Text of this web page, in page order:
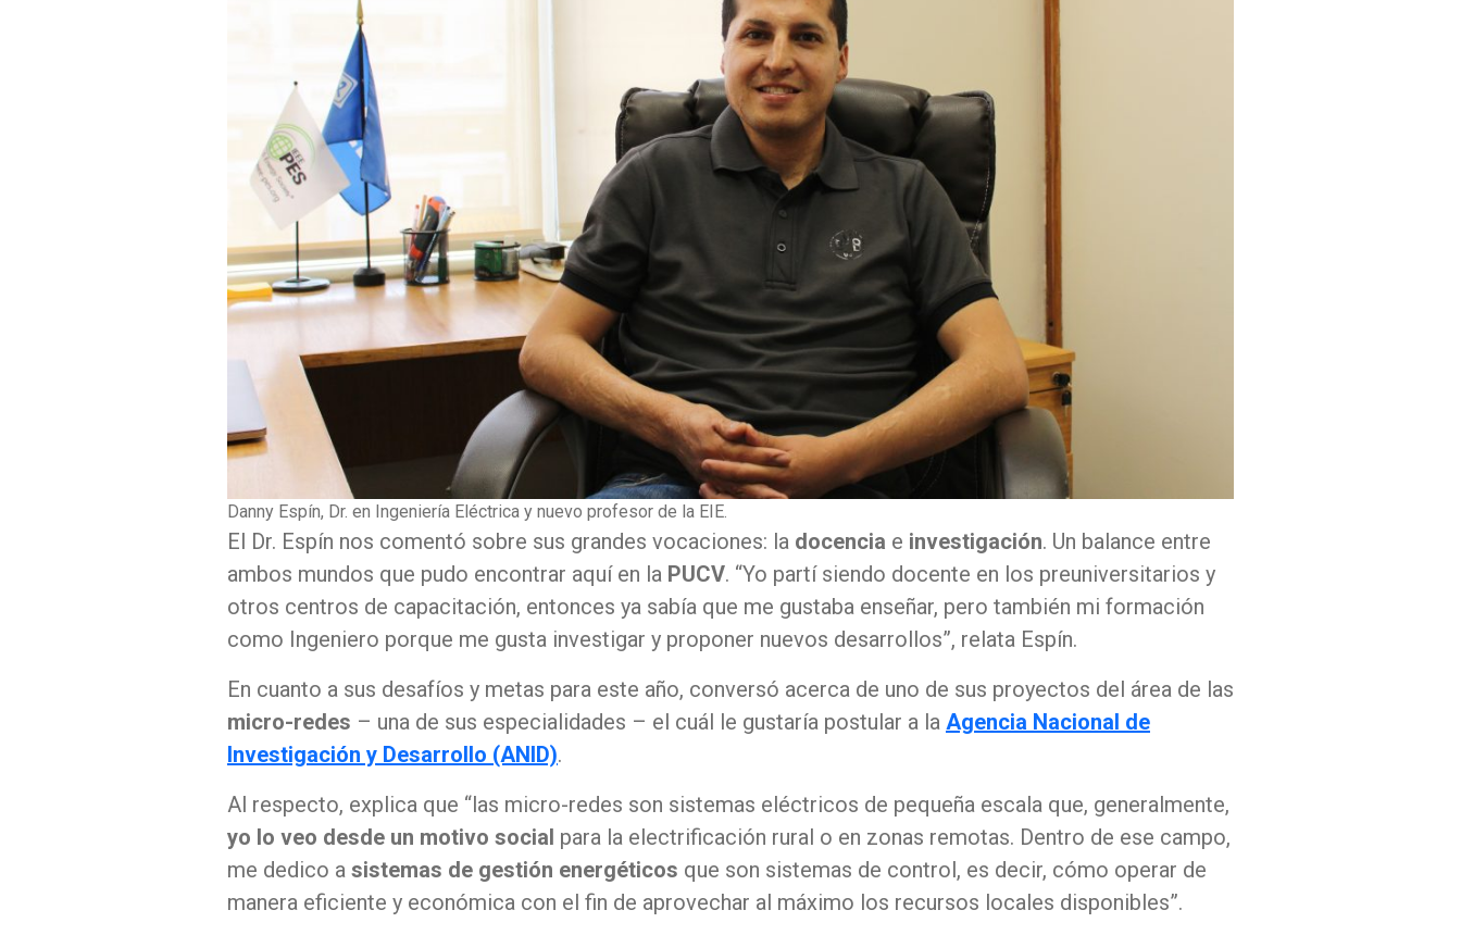
Danny Espín, Dr. en Ingeniería Eléctrica y nuevo profesor de la EIE.
El Dr. Espín nos comentó sobre sus grandes vocaciones: la docencia e investigación. Un balance entre
ambos mundos que pudo encontrar aquí en la PUCV. “Yo partí siendo docente en los preuniversitarios y
otros centros de capacitación, entonces ya sabía que me gustaba enseñar, pero también mi formación
como Ingeniero porque me gusta investigar y proponer nuevos desarrollos”, relata Espín.
En cuanto a sus desafíos y metas para este año, conversó acerca de uno de sus proyectos del área de las
micro-redes – una de sus especialidades – el cuál le gustaría postular a la Agencia Nacional de
Investigación y Desarrollo (ANID).
Al respecto, explica que “las micro-redes son sistemas eléctricos de pequeña escala que, generalmente,
yo lo veo desde un motivo social para la electrificación rural o en zonas remotas. Dentro de ese campo,
me dedico a sistemas de gestión energéticos que son sistemas de control, es decir, cómo operar de
manera eficiente y económica con el fin de aprovechar al máximo los recursos locales disponibles”.